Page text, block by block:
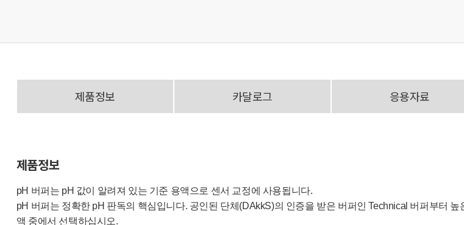
제품정보 카달로그 응용자료
제품정보
pH 버퍼는 pH 값이 알려져 있는 기준 용액으로 센서 교정에 사용됩니다.
pH 버퍼는 정확한 pH 판독의 핵심입니다. 공인된 단체(DAkkS)의 인증을 받은 버퍼인 Technical 버퍼부터
액 중에서 선택하십시오.